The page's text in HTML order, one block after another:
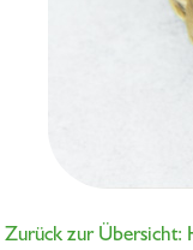
Zurück zur Übersicht: